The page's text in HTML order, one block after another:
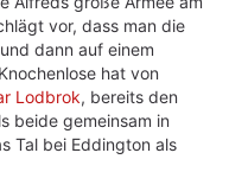
vor, dass man die
dann auf einem
hat von
Lodbrok, bereits den
beide gemeinsam in
Tal bei Eddington als